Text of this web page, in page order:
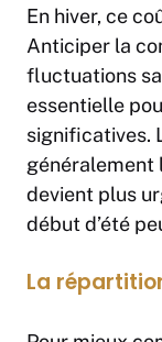
En hiver, ce
Anticiper la
fluctuations
essentielle
significatives.
généralement
devient plus
début d’été
La